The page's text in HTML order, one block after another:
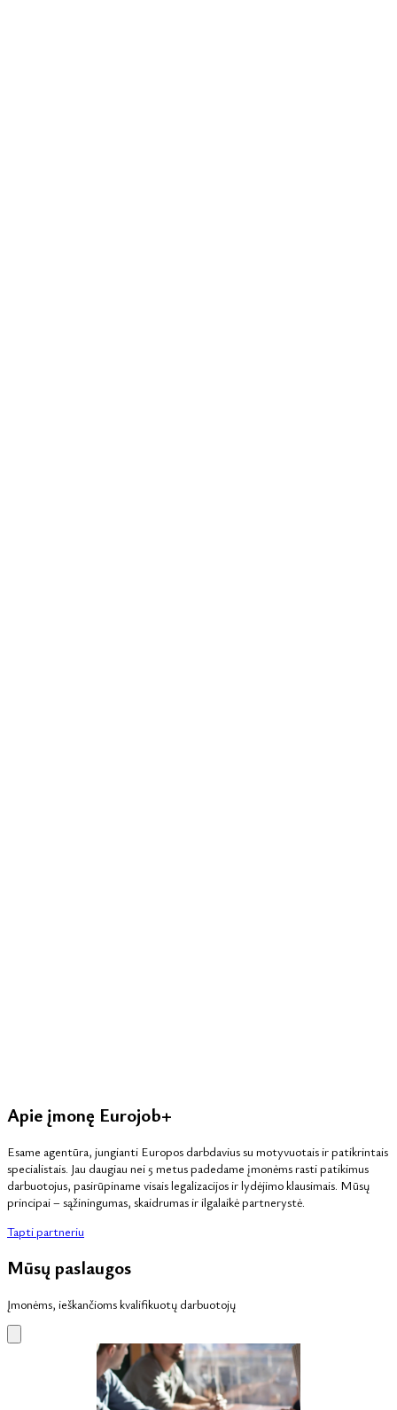
Apie įmonę Eurojob+
Esame agentūra, jungianti Europos darbdavius su motyvuotais ir patikrintais
specialistais. Jau daugiau nei 5 metus padedame įmonėms rasti patikimus
darbuotojus, pasirūpiname visais legalizacijos ir lydėjimo klausimais. Mūsų
principai – sąžiningumas, skaidrumas ir ilgalaikė partnerystė.
Tapti partneriu
Mūsų paslaugos
Įmonėms, ieškančioms kvalifikuotų darbuotojų